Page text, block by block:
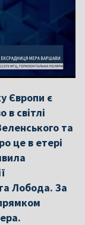
Європи є
світлі
та
це в етері
Лобода. За